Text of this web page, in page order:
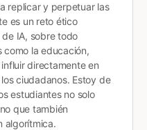
replicar y perpetuar las
es un reto ético
IA, sobre todo
como la educación,
directamente en
ciudadanos. Estoy de
estudiantes no solo
que también
algorítmica.